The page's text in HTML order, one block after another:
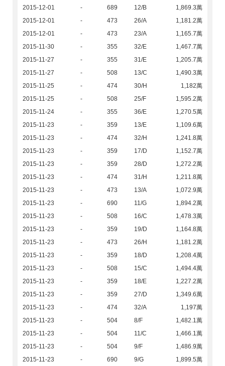
2015-12-01
- 689 12/B
1,869.3萬
2015-12-01
- 473 26/A
1,181.2萬
2015-12-01
- 473 23/A
1,165.7萬
2015-11-30
- 355 32/E
1,467.7萬
2015-11-27
- 355 31/E
1,205.7萬
2015-11-27
- 508 13/C
1,490.3萬
2015-11-25
- 474 30/H
1,182萬
2015-11-25
- 508 25/F
1,595.2萬
2015-11-24
- 355 36/E
1,270.5萬
2015-11-23
- 359 13/E
1,109.6萬
2015-11-23
- 474 32/H
1,241.8萬
2015-11-23
- 359 17/D
1,152.7萬
2015-11-23
- 359 28/D
1,272.2萬
2015-11-23
- 474 31/H
1,211.8萬
2015-11-23
- 473 13/A
1,072.9萬
2015-11-23
- 690 11/G
1,894.2萬
2015-11-23
- 508 16/C
1,478.3萬
2015-11-23
- 359 19/D
1,164.8萬
2015-11-23
- 473 26/H
1,181.2萬
2015-11-23
- 359 18/D
1,208.4萬
2015-11-23
- 508 15/C
1,494.4萬
2015-11-23
- 359 18/E
1,227.2萬
2015-11-23
- 359 27/D
1,349.6萬
2015-11-23
- 474 32/A
1,197萬
2015-11-23
- 504 8/F
1,482.1萬
2015-11-23
- 504 11/C
1,466.1萬
2015-11-23
- 504 9/F
1,486.9萬
2015-11-23
- 690 9/G 1,899.5萬